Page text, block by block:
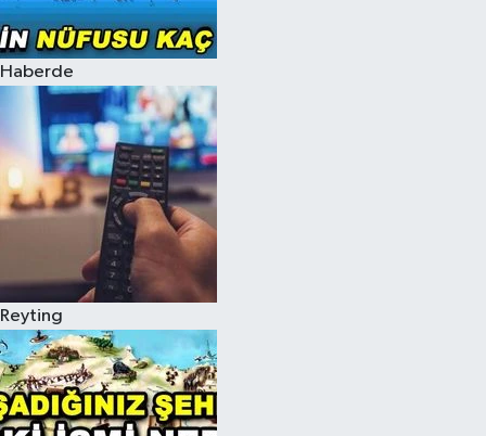
Haberde
Reyting